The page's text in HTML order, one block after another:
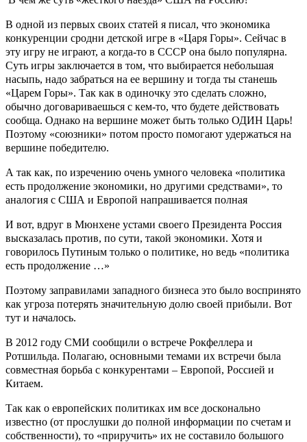
В одной из первых своих статей я писал, что экономика
конкуренции сродни детской игре в «Царя Горы». Сейчас в
эту игру не играют, а когда-то в СССР она было популярна.
Суть игры заключается в том, что выбирается небольшая
насыпь, надо забраться на ее вершину и тогда ты станешь
«Царем Горы». Так как в одиночку это сделать сложно,
обычно договариваешься с кем-то, что будете действовать
сообща. Однако на вершине может быть только ОДИН Царь!
Поэтому «союзники» потом просто помогают удержаться на
вершине победителю.
А так как, по изречению очень умного человека «политика
есть продолжение экономики, но другими средствами», то
аналогия с США и Европой напрашивается полная
И вот, вдруг в Мюнхене устами своего Президента Россия
высказалась против, по сути, такой экономики. Хотя и
говорилось Путиным только о политике, но ведь «политика
есть продолжение …»
Поэтому заправилами западного бизнеса это было воспринято
как угроза потерять значительную долю своей прибыли. Вот
тут и началось.
В 2012 году СМИ сообщили о встрече Рокфеллера и
Ротшильда. Полагаю, основными темами их встречи была
совместная борьба с конкурентами – Европой, Россией и
Китаем.
Так как о европейских политиках им все досконально
известно (от прослушки до полной информации по счетам и
собственности), то «приручить» их не составило большого